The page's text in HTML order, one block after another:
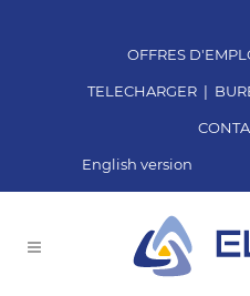
OFFRES
TELECHARGER|
English version